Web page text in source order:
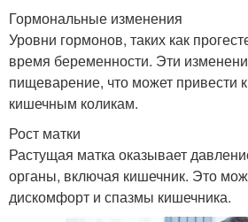
Гормональные изменения
Уровни гормонов, таких как
время беременности. Эти
пищеварение, что может привести
кишечным коликам.
Рост матки
Растущая матка оказывает
органы, включая кишечник. Это
дискомфорт и спазмы кишечника.